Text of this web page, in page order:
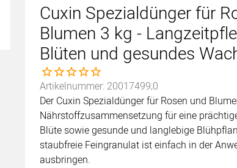
Cuxin Spezialdünger für
Blumen 3 kg -
Blüten und gesundes
Noch keine Bewertungen abgegeben
Artikelnummer: 20017499;0
Der Cuxin Spezialdünger für Rosen und
Nährstoffzusammensetzung für eine
Blüte sowie gesunde und langlebige
staubfreie Feingranulat ist einfach in der
ausbringen.